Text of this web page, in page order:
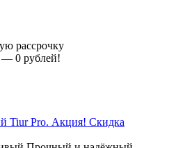
рассрочку
— 0 рублей!
Tiur Pro. Акция! Скидка